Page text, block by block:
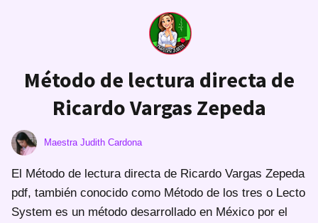
Método de lectura directa de
Ricardo Vargas Zepeda
Maestra Judith Cardona
El Método de lectura directa de Ricardo Vargas Zepeda
pdf, también conocido como Método de los tres o Lecto
System es un método desarrollado en México por el